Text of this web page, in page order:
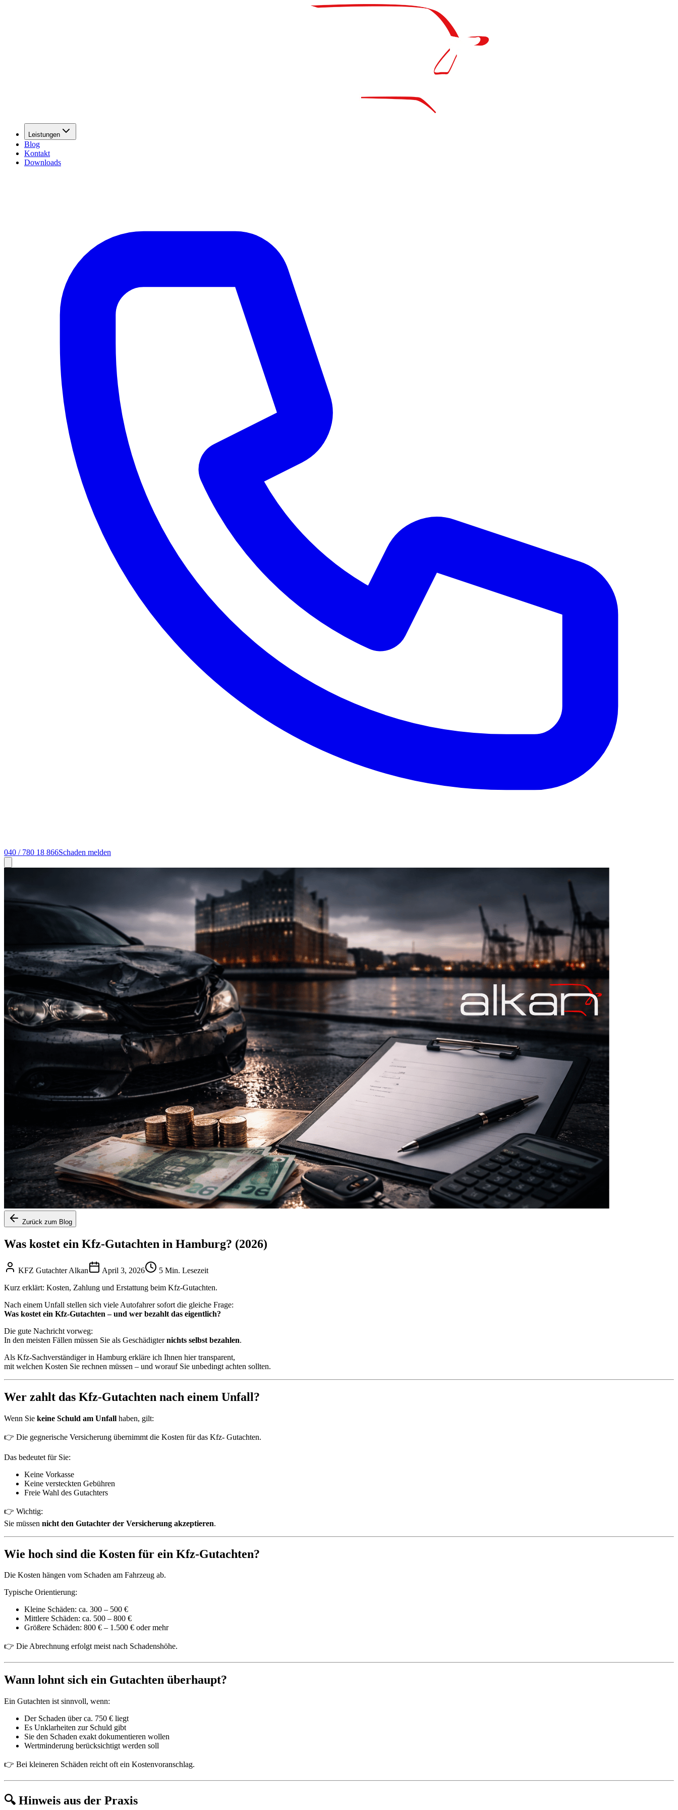
Leistungen
Blog
Kontakt
Downloads
040 / 780 18 866Schaden melden
Zurück zum Blog
Was kostet ein Kfz-Gutachten in Hamburg? (2026)
KFZ Gutachter Alkan April 3, 2026
5 Min. Lesezeit
Kurz erklärt: Kosten, Zahlung und Erstattung beim Kfz-Gutachten.
Nach einem Unfall stellen sich viele Autofahrer sofort die gleiche Frage:
Was kostet ein Kfz-Gutachten – und wer bezahlt das eigentlich?
Die gute Nachricht vorweg:
In den meisten Fällen müssen Sie als Geschädigternichts selbst bezahlen.
Als Kfz-Sachverständiger in Hamburg erkläre ich Ihnen hier transparent,
mit welchen Kosten Sie rechnen müssen – und worauf Sie unbedingt achten sollten.
Wer zahlt das Kfz-Gutachten nach einem Unfall?
Wenn Sie keine Schuld am Unfall haben, gilt:
👉 Die gegnerische Versicherung übernimmt die Kosten für das Kfz- Gutachten.
Das bedeutet für Sie:
Keine Vorkasse
Keine versteckten Gebühren
Freie Wahl des Gutachters
👉 Wichtig:
Sie müssen nicht den Gutachter der Versicherung akzeptieren.
Wie hoch sind die Kosten für ein Kfz-Gutachten?
Die Kosten hängen vom Schaden am Fahrzeug ab.
Typische Orientierung:
Kleine Schäden: ca. 300 – 500 €
Mittlere Schäden: ca. 500 – 800 €
Größere Schäden: 800 € – 1.500 € oder mehr
👉 Die Abrechnung erfolgt meist nach Schadenshöhe.
Wann lohnt sich ein Gutachten überhaupt?
Ein Gutachten ist sinnvoll, wenn:
Der Schaden über ca. 750 € liegt
Es Unklarheiten zur Schuld gibt
Sie den Schaden exakt dokumentieren wollen
Wertminderung berücksichtigt werden soll
👉 Bei kleineren Schäden reicht oft ein Kostenvoranschlag.
🔍 Hinweis aus der Praxis